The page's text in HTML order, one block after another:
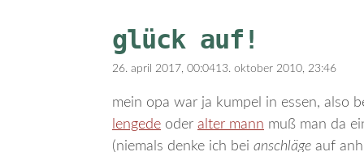
glück auf!
26. april 2017, 00:0413. oktober 2010, 23:46
mein opa war ja kumpel in essen, also
lengede oder alter mann muß man da
(niemals denke ich bei anschläge auf